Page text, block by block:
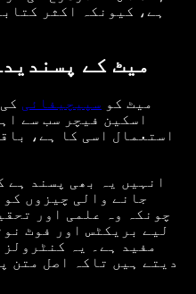
ہے، کیونکہ اکثر
میٹ کے
میٹ کو سپیچیفائی
استعمال اسی کا ہے،
انہیں یہ بھی پسند ہے
جانے والی چیزوں کو
چونکہ وہ علمی اور
لیے بریکٹس اور فوٹ
مفید ہے۔ یہ
دیتے ہیں تاکہ اصل متن